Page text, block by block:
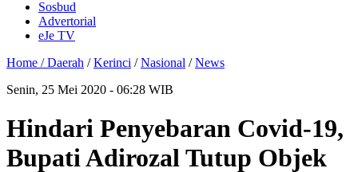
Sosbud
Advertorial
eJe TV
Home /Daerah /Kerinci /Nasional /News
Senin, 25 Mei 2020 - 06:28 WIB
Hindari Penyebaran Covid-19,
Bupati Adirozal Tutup Objek